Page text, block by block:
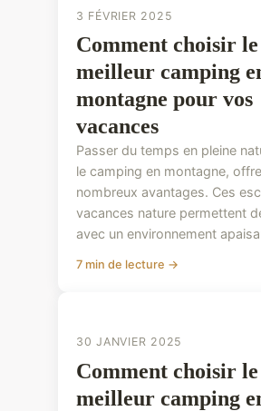
3 FÉVRIER 2025
Comment choisir le
meilleur camping
montagne pour vos
vacances
Passer du temps en pleine
le camping en montagne,
nombreux avantages. Ces
vacances nature permettent
avec un environnement
7 min de lecture →
30 JANVIER 2025
Comment choisir le
meilleur camping